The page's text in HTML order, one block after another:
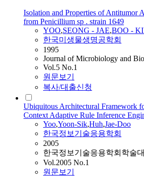
Isolation and Properties of Antitumor
from Penicillium sp . strain 1649
YOO,SEONG - JAE,BOO -
한국미생물생명공학회
1995
Journal of Microbiology and
Vol.5 No.1
원문보기
복사/대출신청
Ubiquitous Architectural Framework
Context Adaptive Rule Inference
Yoo,Yoon-Sik,Huh,Jae-Doo
한국정보기술응용학회
2005
한국정보기술응용학회학술
Vol.2005 No.1
원문보기